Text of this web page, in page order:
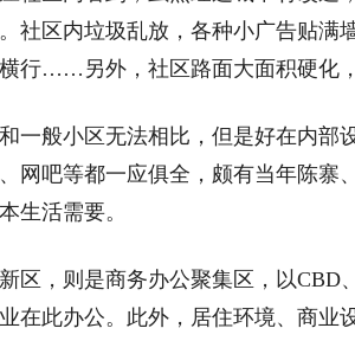
社区内垃圾乱放，各种小广告贴满
行……另外，社区路面大面积硬化
般小区无法相比，但是好在内部
网吧等都一应俱全，颇有当年陈寨
生活需要。
，则是商务办公聚集区，以CBD
在此办公。此外，居住环境、商业